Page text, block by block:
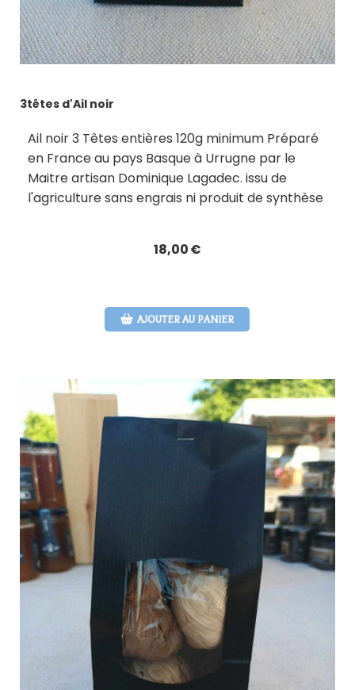
3têtes d'Ail noir
Ail noir 3 Têtes entières 120g minimum Préparé
en France au pays Basque à Urrugne par le
Maitre artisan Dominique Lagadec. issu de
l'agriculture sans engrais ni produit de synthèse
18,00€
AJOUTER AU PANIER